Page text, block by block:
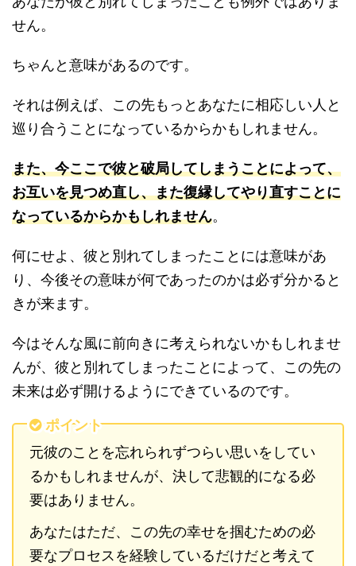
せん。
ちゃんと意味があるのです。
それは例えば、この先もっとあなたに相応しい人と
巡り合うことになっているからかもしれません。
また、今ここで彼と破局してしまうことによって、
お互いを見つめ直し、また復縁してやり直すことに
なっているからかもしれません。
何にせよ、彼と別れてしまったことには意味があ
り、今後その意味が何であったのかは必ず分かると
きが来ます。
今はそんな風に前向きに考えられないかもしれませ
んが、彼と別れてしまったことによって、この先の
未来は必ず開けるようにできているのです。
ポイント
元彼のことを忘れられずつらい思いをしてい
るかもしれませんが、決して悲観的になる必
要はありません。
あなたはただ、この先の幸せを掴むための必
要なプロセスを経験しているだけだと考えて